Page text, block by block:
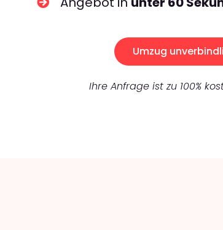
Umzug
Ihre Anfrage ist zu 100%